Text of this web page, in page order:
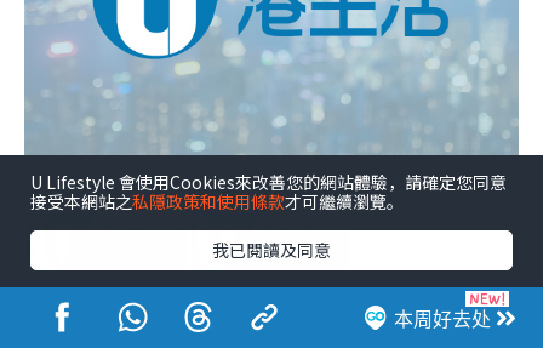
本周好去处
U Lifestyle 會使用Cookies來改善您的網站體驗，請確定您同意
接受本網站之私隱政策和使用條款才可繼續瀏覽。
我已閱讀及同意